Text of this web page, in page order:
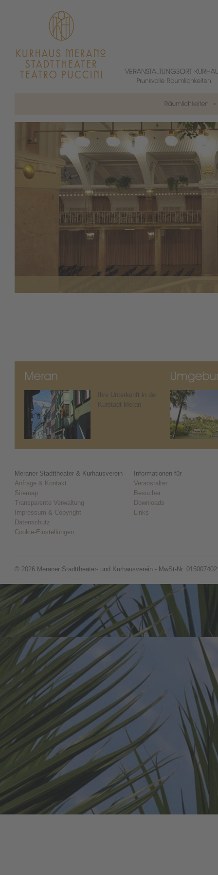
Ihre Unterkunft in der
Kurstadt Meran
Meraner Stadttheater & Kurhausverein
Anfrage & Kontakt
Sitemap
Transparente Verwaltung
Impressum & Copyright
Datenschutz
Cookie-Einstellungen
Informationen für
Veranstalter
Besucher
Downloads
Links
© 2026 Meraner Stadttheater- und Kurhausverein - MwSt-Nr.